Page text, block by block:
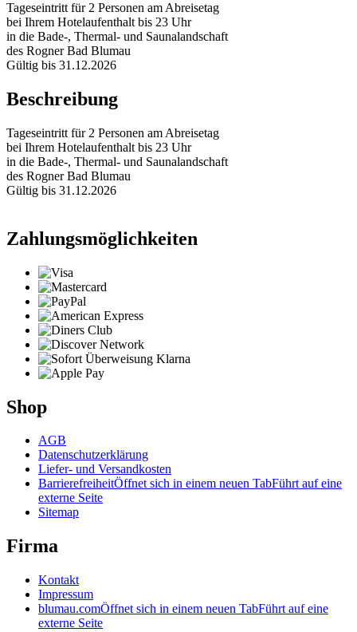
Tageseintritt für 2 Personen am Abreisetag
bei Ihrem Hotelaufenthalt bis 23 Uhr
in die Bade-, Thermal- und Saunalandschaft
des Rogner Bad Blumau
Gültig bis 31.12.2026
Beschreibung
Tageseintritt für 2 Personen am Abreisetag
bei Ihrem Hotelaufenthalt bis 23 Uhr
in die Bade-, Thermal- und Saunalandschaft
des Rogner Bad Blumau
Gültig bis 31.12.2026
Zahlungsmöglichkeiten
Shop
AGB
Datenschutzerklärung
Liefer- und Versandkosten
BarrierefreiheitÖffnet sich in einem neuen TabFührt auf eine
externe Seite
Sitemap
Firma
Kontakt
Impressum
blumau.comÖffnet sich in einem neuen TabFührt auf eine
externe Seite